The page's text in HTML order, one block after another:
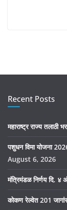
Recent Posts
महाराष्ट्र राज्य तलाठी
पशुधन विमा योजना
August 6, 2026
मंत्रिमंडळ निर्णय दि.
कोकण रेल्वेत 201